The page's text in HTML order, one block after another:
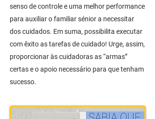
senso de controle e uma melhor performance
para auxiliar o familiar sénior a necessitar
dos cuidados. Em suma, possibilita executar
com êxito as tarefas de cuidado! Urge, assim,
proporcionar às cuidadoras as “armas”
certas e o apoio necessário para que tenham
sucesso.